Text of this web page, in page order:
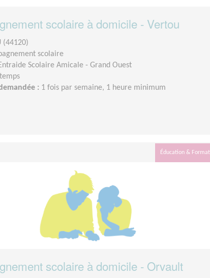
scolaire à domicile - Vertou
(44120)
scolaire
Scolaire Amicale - Grand Ouest
: 1 fois par semaine, 1 heure minimum
Éducation &
scolaire à domicile - Orvault